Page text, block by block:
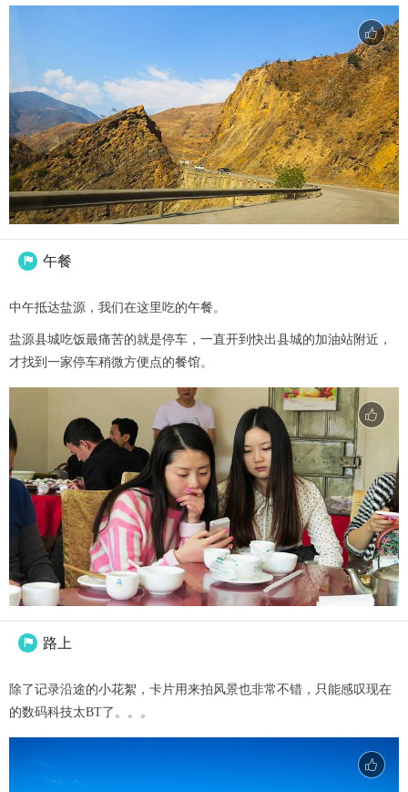
 午餐
中午抵达盐源，我们在这里吃的午餐。
盐源县城吃饭最痛苦的就是停车，一直开到快出县城的加油站附近，
才找到一家停车稍微方便点的餐馆。
 路上
除了记录沿途的小花絮，卡片用来拍风景也非常不错，只能感叹现在
的数码科技太BT了。。。